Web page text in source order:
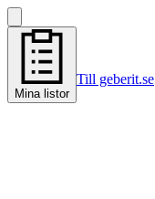
Mina listor
Till geberit.se